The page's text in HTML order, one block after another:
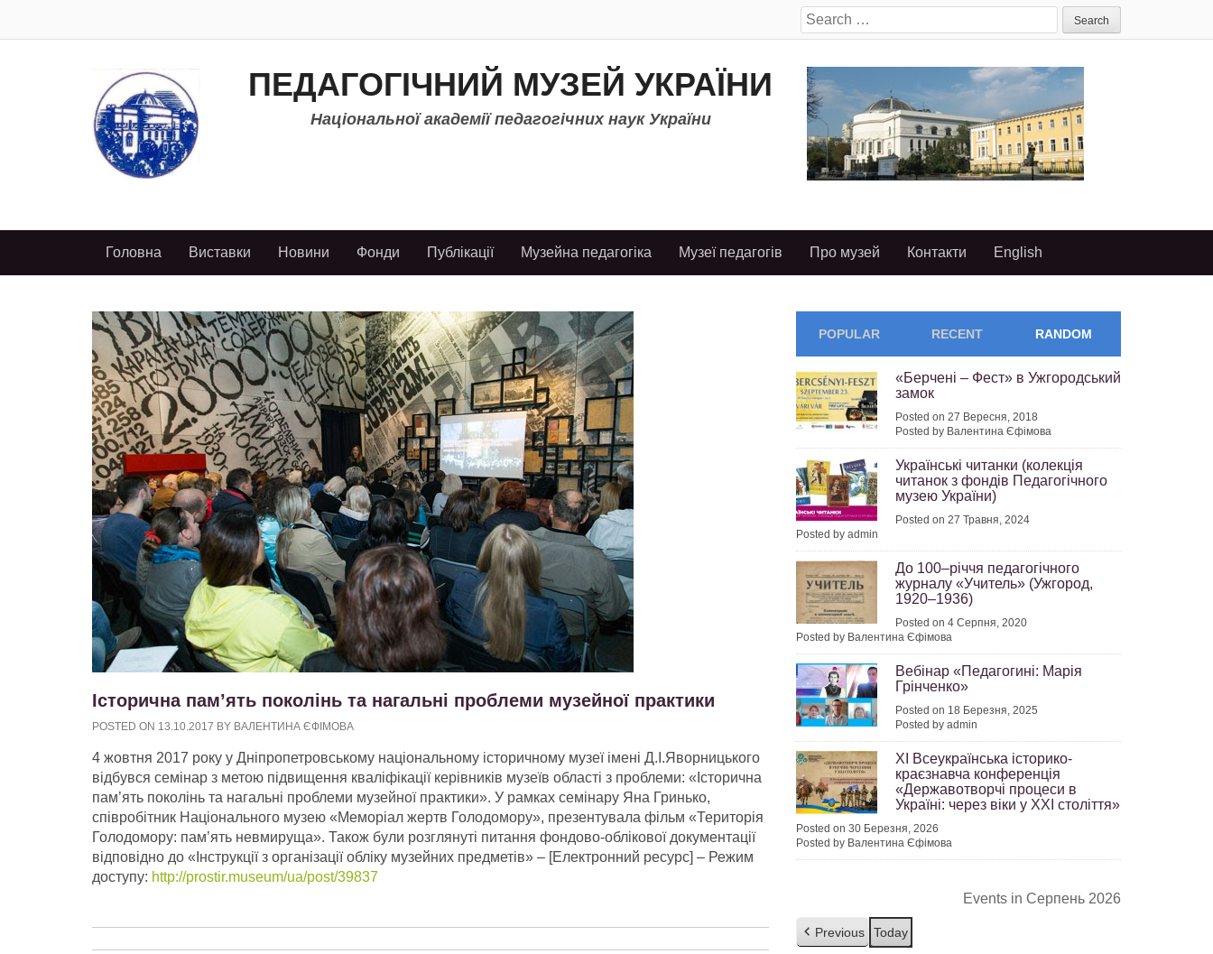
Search
for:
ПЕДАГОГІЧНИЙ МУЗЕЙ УКРАЇНИ
Національної академії педагогічних наук України
Головна Виставки Новини Фонди Публікації Музейна педагогіка Музеї педагогів Про музей Контакти English
Історична пам’ять поколінь та нагальні проблеми музейної практики
POSTED ON 13.10.2017 BY ВАЛЕНТИНА ЄФІМОВА
4 жовтня 2017 року у Дніпропетровському національному історичному музеї імені Д.І.Яворницького
відбувся семінар з метою підвищення кваліфікації керівників музеїв області з проблеми: «Історична
пам’ять поколінь та нагальні проблеми музейної практики». У рамках семінару Яна Гринько,
співробітник Національного музею «Меморіал жертв Голодомору», презентувала фільм «Територія
Голодомору: пам’ять невмируща». Також були розглянуті питання фондово-облікової документації
відповідно до «Інструкції з організації обліку музейних предметів» – [Електронний ресурс] – Режим
доступу: http://prostir.museum/ua/post/39837
POPULAR RECENT RANDOM
«Берчені – Фест» в Ужгородський
замок
Posted on 27 Вересня, 2018
Posted by Валентина Єфімова
Українські читанки (колекція
читанок з фондів Педагогічного
музею України)
Posted on 27 Травня, 2024
Posted by admin
До 100–річчя педагогічного
журналу «Учитель» (Ужгород,
1920–1936)
Posted on 4 Серпня, 2020
Posted by Валентина Єфімова
Вебінар «Педагогині: Марія
Грінченко»
Posted on 18 Березня, 2025
Posted by admin
ХІ Всеукраїнська історико-
краєзнавча конференція
«Державотворчі процеси в
Україні: через віки у ХХІ століття»
Posted on 30 Березня, 2026
Posted by Валентина Єфімова
Events in Серпень 2026
Previous Today